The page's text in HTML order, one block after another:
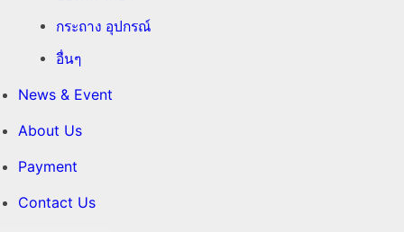
กระถาง อุปกรณ์
อื่นๆ
News & Event
About Us
Payment
Contact Us